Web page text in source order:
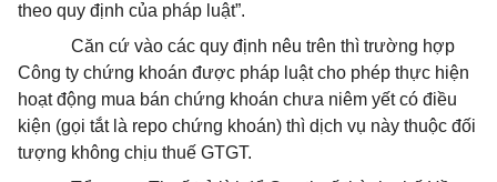
theo quy định của pháp luật”.
Căn cứ vào các quy định nêu trên thì trường hợp
Công ty chứng khoán được pháp luật cho phép thực hiện
hoạt động mua bán chứng khoán chưa niêm yết có điều
kiện (gọi tắt là repo chứng khoán) thì dịch vụ này thuộc đối
tượng không chịu thuế GTGT.